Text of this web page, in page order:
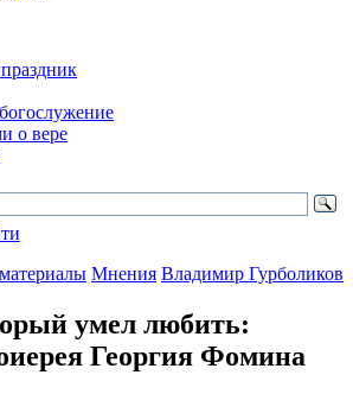
о вере
Мнения Владимир Гурболиков
умел любить:
Георгия Фомина